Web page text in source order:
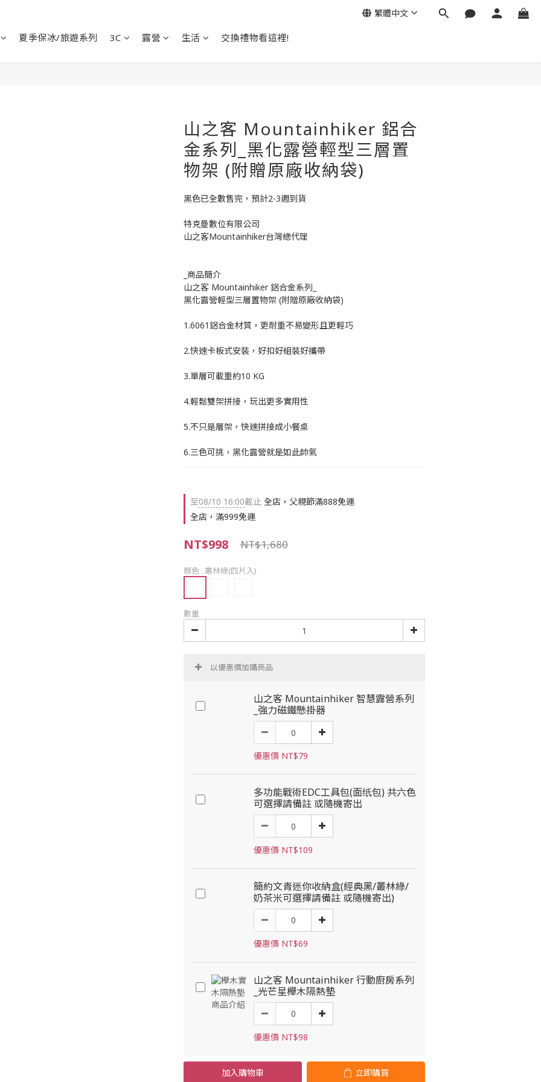
夏季保冰/旅遊系列 3C 露營 生活 交換禮物看這裡!
繁體中文
山之客 Mountainhiker 鋁合
金系列_黑化露營輕型三層置
物架 (附贈原廠收納袋)
黑色已全數售完，預計2-3週到貨
特克曼數位有限公司
山之客Mountainhiker台灣總代理
_商品簡介
山之客 Mountainhiker 鋁合金系列_
黑化露營輕型三層置物架 (附贈原廠收納袋)
1.6061鋁合金材質，更耐重不易變形且更輕巧
2.快速卡板式安裝，好扣好組裝好攜帶
3.單層可載重約10 KG
4.輕鬆雙架拼接，玩出更多實用性
5.不只是層架，快速拼接成小餐桌
6.三色可挑，黑化露營就是如此帥氣
至08/10 16:00截止全店，父親節滿888免運
全店，滿999免運
NT$998 NT$1,680
顏色 : 叢林綠(四片入)
數量
以優惠價加購商品
山之客 Mountainhiker 智慧露營系列
_強力磁鐵懸掛器
優惠價 NT$79
多功能戰術EDC工具包(面纸包) 共六色
可選擇請備註 或隨機寄出
優惠價 NT$109
簡約文青迷你收納盒(經典黑/叢林綠/
奶茶米可選擇請備註 或隨機寄出)
優惠價 NT$69
山之客 Mountainhiker 行動廚房系列
_光芒星櫸木隔熱墊
優惠價 NT$98
加入購物車 立即購買